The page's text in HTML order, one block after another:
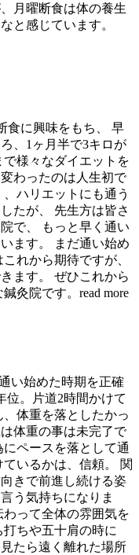
月曜断食は体の養生
と感じています。
食に興味をもち、 早
、1ヶ月半で3キロが
様々なダイエットを
わったのは人生初で
ハリエットにも通う
たが、 先生方は皆さ
で、 もっと早く通い
ます。 まだ通い始め
れから期待ですが、
ます。 ぜひこれから
灸院です。 read more
い始めた時期を正確
位。片道2時間かけて
体重を落としたかっ
体重の事は未完了で
ペースを落として通
いるかは、信頼。 関
きで前進し続ける姿
う気持ちになりま
って全体の雰囲気を
ちや五十肩の時に
たら遠く離れた場所